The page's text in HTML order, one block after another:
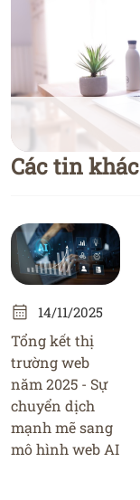
Các tin khác
14/11/2025
Tổng kết thị
trường web
năm 2025 - Sự
chuyển dịch
mạnh mẽ sang
mô hình web AI